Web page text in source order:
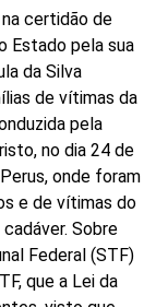
certidão de
Estado pela sua
da Silva
de vítimas da
pela
no dia 24 de
onde foram
e de vítimas do
Sobre
Federal (STF)
que a Lei da